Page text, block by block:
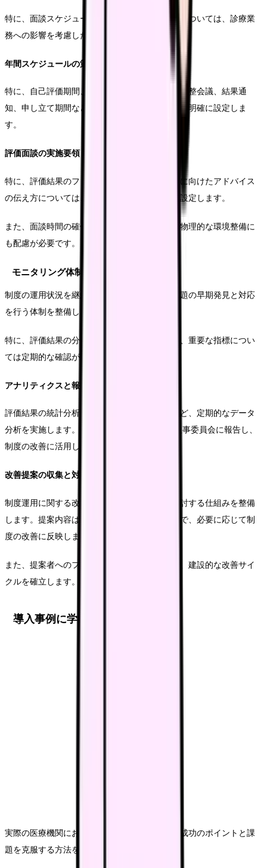
特に、面談スケジュールや評価結果の確定時期については、診療業
務への影響を考慮した計画が必要です。
年間スケジュールの策定
特に、自己評価期間、評価者による評価期間、調整会議、結果通
知、申し立て期間など、重要なマイルストーンを明確に設定しま
す。
評価面談の実施要領
特に、評価結果のフィードバック方法や、改善に向けたアドバイス
の伝え方については、具体的なガイドラインを設定します。
また、面談時間の確保や実施場所の検討など、物理的な環境整備に
も配慮が必要です。
モニタリング体制の構築
制度の運用状況を継続的にモニタリングし、課題の早期発見と対応
を行う体制を整備します。
特に、評価結果の分布や承認に立ての状況など、重要な指標につい
ては定期的な確認が必要です。
アナリティクスと報告
評価結果の統計分析や、診療科間の比較分析など、定期的なデータ
分析を実施します。 分析結果は、経営会議や人事委員会に報告し、
制度の改善に活用します。
改善提案の収集と対応
制度運用に関する改善提案を随時受け付け、検討する仕組みを整備
します。提案内容は、実現可能性を評価した上で、必要に応じて制
度の改善に反映します。
また、提案者へのフィードバックも確実に行い、建設的な改善サイ
クルを確立します。
導入事例に学ぶ成功のポイント
実際の医療機関における賞与制度改革の事例、成功のポイントと課
題を克服する方法を具体的に解説します。